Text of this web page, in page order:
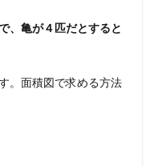
亀が４匹だとすると
。面積図で求める方法